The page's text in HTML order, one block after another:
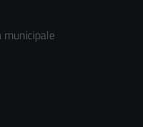
municipale